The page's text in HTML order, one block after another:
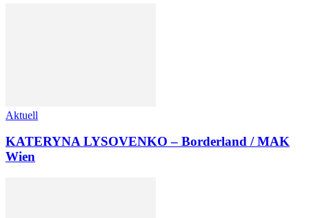
Aktuell
KATERYNA LYSOVENKO – Borderland / MAK
Wien